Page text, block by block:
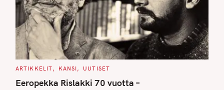
C
T
E
ARTIKKELIT KANSI UUTISET
Eeropekka Rislakki 70 vuotta –